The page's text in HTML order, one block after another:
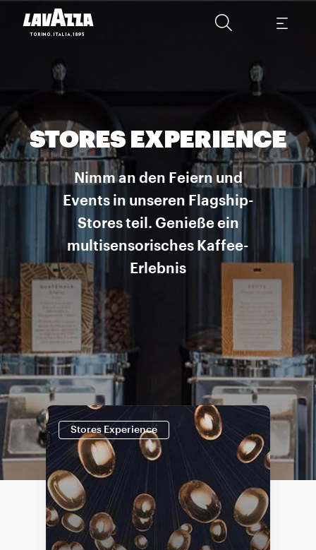
STORES EXPERIENCE
Nimm an den Feiern und
Events in unseren Flagship-
Stores teil. Genieße ein
multisensorisches Kaffee-
Erlebnis
Stores Experience